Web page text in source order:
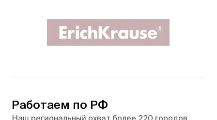
Работаем по РФ
Наш региональный охват более 220 городов